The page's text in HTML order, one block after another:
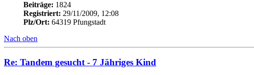
Beiträge: 1824
Registriert: 29/11/2009, 12:08
Plz/Ort: 64319 Pfungstadt
Nach oben
Re: Tandem gesucht - 7 Jähriges Kind